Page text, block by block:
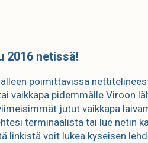
2016 netissä!
poimittavissa
vaikkapa pidemmälle Viroon
jutut vaikkapa
terminaalista tai lue netin
linkistä voit lukea kyseisen